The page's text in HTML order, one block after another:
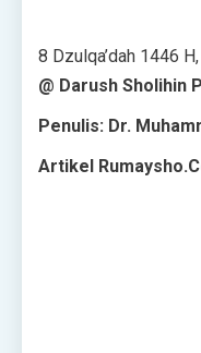
8 Dzulqa’dah 1446
@ Darush Sholihin
Penulis: Dr.
Artikel